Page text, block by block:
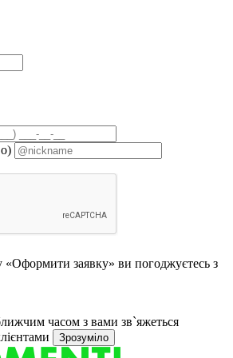
заявку» ви погоджуєтесь з
часом з вами зв`яжеться
Зрозуміло